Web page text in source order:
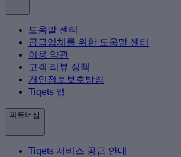
도움말 센터
공급업체를 위한 도움말 센터
이용 약관
고객 리뷰 정책
개인정보보호방침
Tiqets 앱
파트너십
Tiqets 서비스 공급 안내